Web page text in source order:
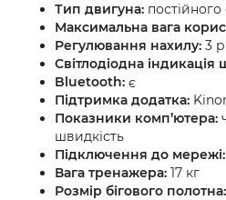
Тип двигуна:
Максимальна вага
Регулювання нахилу: 3
Світлодіодна індикація
Bluetooth: є
Підтримка додатка:
Показники комп’ютера:
швидкість
Підключення до мережі:
Вага тренажера: 17 кг
Розмір бігового полотна: